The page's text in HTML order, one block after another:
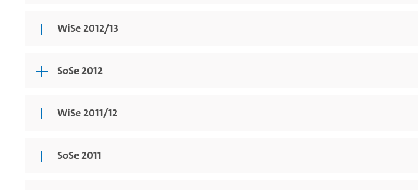
WiSe 2012/13
SoSe 2012
WiSe 2011/12
SoSe 2011